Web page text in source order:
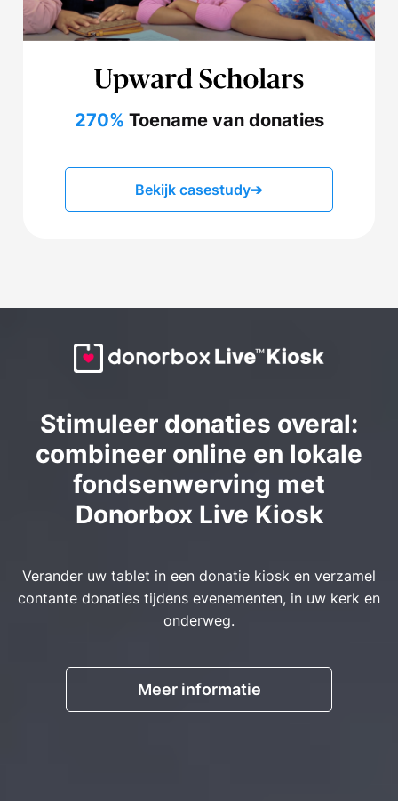
270% Toename van donaties
Bekijk casestudy➔
Stimuleer donaties overal:
combineer online en lokale
fondsenwerving met
Donorbox Live Kiosk
Verander uw tablet in een donatie kiosk en verzamel
contante donaties tijdens evenementen, in uw kerk en
onderweg.
Meer informatie